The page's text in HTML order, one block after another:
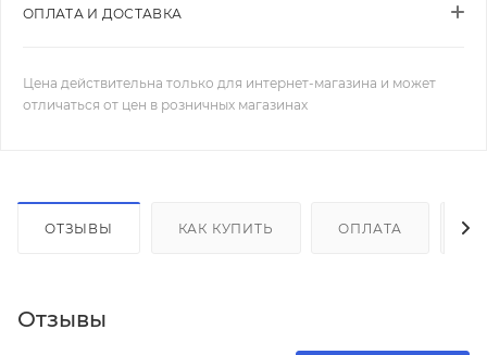
ОПЛАТА И ДОСТАВКА
Цена действительна только для интернет-магазина и может
отличаться от цен в розничных магазинах
ОТЗЫВЫ КАК КУПИТЬ ОПЛАТА
Отзывы